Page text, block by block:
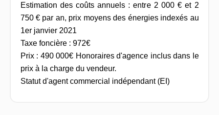
Estimation des coûts annuels : entre 2 000 € et 2
750 € par an, prix moyens des énergies indexés au
1er janvier 2021
Taxe foncière : 972€
Prix : 490 000€ Honoraires d'agence inclus dans le
prix à la charge du vendeur.
Statut d'agent commercial indépendant (EI)